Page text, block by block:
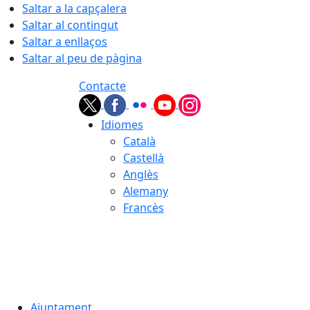
Saltar a la capçalera
Saltar al contingut
Saltar a enllaços
Saltar al peu de pàgina
Contacte
Idiomes
Català
Castellà
Anglès
Alemany
Francès